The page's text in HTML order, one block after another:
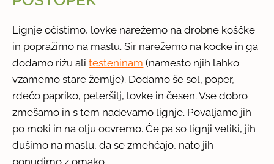
Lignje očistimo, lovke narežemo na drobne koščke
in popražimo na maslu. Sir narežemo na kocke in ga
dodamo rižu alitesteninam (namesto njih lahko
vzamemo stare žemlje). Dodamo še sol, poper,
rdečo papriko, peteršilj, lovke in česen. Vse dobro
zmešamo in s tem nadevamo lignje. Povaljamo jih
po moki in na olju ocvremo. Če pa so lignji veliki, jih
dušimo na maslu, da se zmehčajo, nato jih
ponudimo z omako.